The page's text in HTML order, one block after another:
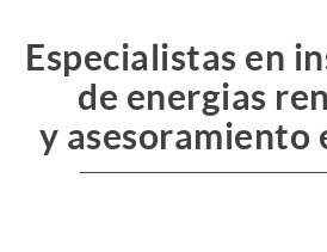
Especialistas en
de energias
y asesoramiento